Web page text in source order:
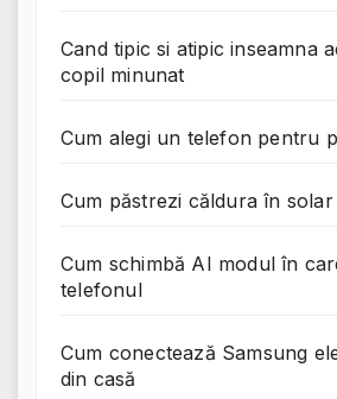
Cand tipic si atipic inseamna
copil minunat
Cum alegi un telefon pentru
Cum păstrezi căldura în
Cum schimbă AI modul în
telefonul
Cum conectează Samsung
din casă